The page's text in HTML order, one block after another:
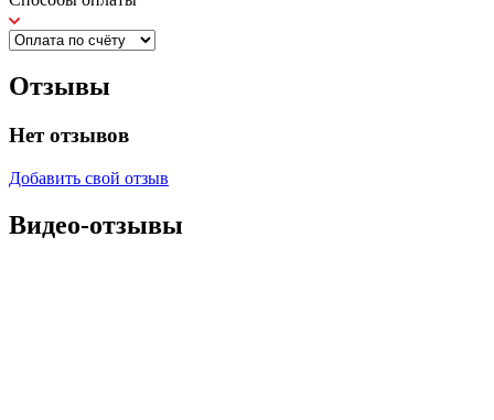
Отзывы
Нет отзывов
Добавить свой отзыв
Видео-отзывы